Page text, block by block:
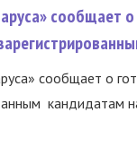
сообщает о
сообщает о
кандидатам